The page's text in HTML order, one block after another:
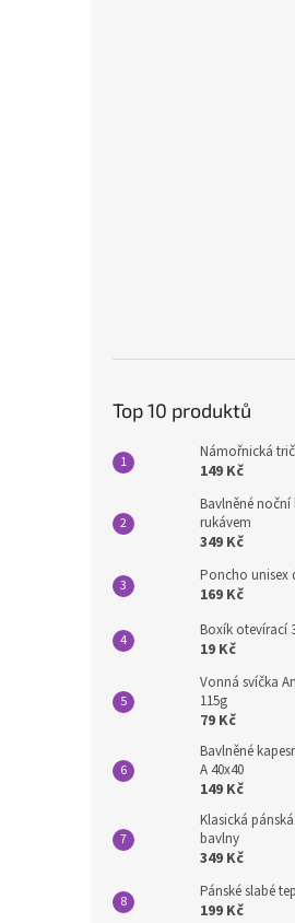
Top 10 produktů
Námořnická
149 Kč
Bavlněné noční
rukávem
349 Kč
Poncho unisex
169 Kč
Boxík otevírací
19 Kč
Vonná svíčka
115g
79 Kč
Bavlněné
A 40x40
149 Kč
Klasická
bavlny
349 Kč
Pánské slabé
199 Kč